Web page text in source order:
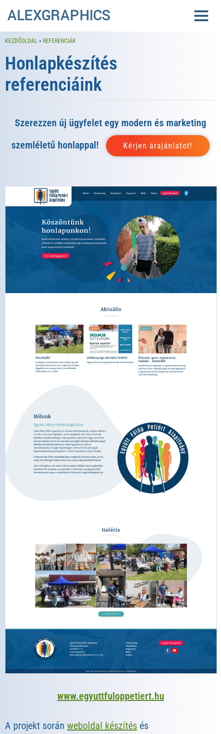
KEZDŐOLDAL » REFERENCIÁK
Honlapkészítés
referenciáink
Szerezzen új ügyfelet egy modern és marketing
szemléletű honlappal!
www.egyuttfuloppetiert.hu
A projekt során weboldal készítés és